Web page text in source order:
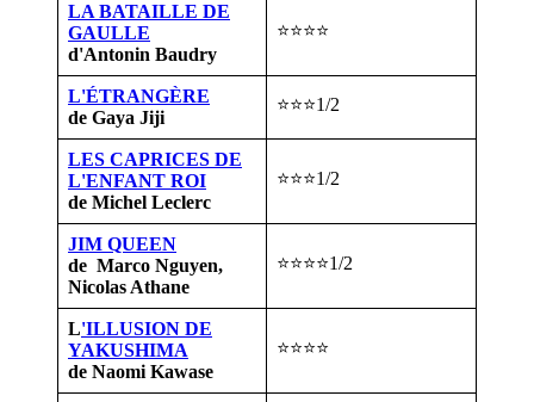
LA BATAILLE DE
GAULLE
d'Antonin Baudry
⭐⭐⭐⭐
L'ÉTRANGÈRE
de Gaya Jiji
⭐⭐⭐1/2
LES CAPRICES DE
L'ENFANT ROI
de Michel Leclerc
⭐⭐⭐1/2
JIM QUEEN
de Marco Nguyen,
Nicolas Athane
⭐⭐⭐⭐1/2
L'ILLUSION DE
YAKUSHIMA
de Naomi Kawase
⭐⭐⭐⭐